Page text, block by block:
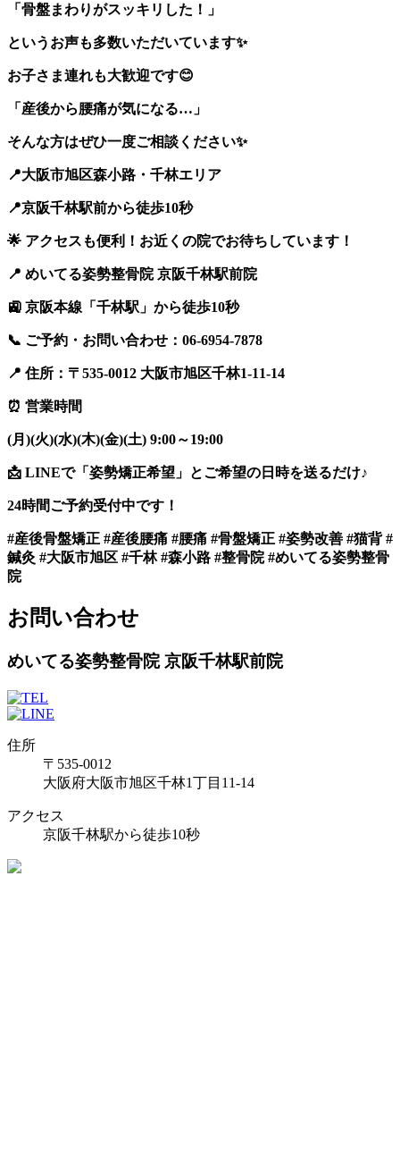
「骨盤まわりがスッキリした！」
というお声も多数いただいています✨
お子さま連れも大歓迎です😊
「産後から腰痛が気になる…」
そんな方はぜひ一度ご相談ください✨
📍大阪市旭区森小路・千林エリア
📍京阪千林駅前から徒歩10秒
🌟 アクセスも便利！お近くの院でお待ちしています！
📍 めいてる姿勢整骨院 京阪千林駅前院
🚉 京阪本線「千林駅」から徒歩10秒
📞 ご予約・お問い合わせ：06-6954-7878
📍 住所：〒535-0012 大阪市旭区千林1-11-14
⏰ 営業時間
(月)(火)(水)(木)(金)(土) 9:00～19:00
📩 LINEで「姿勢矯正希望」とご希望の日時を送るだけ♪
24時間ご予約受付中です！
#産後骨盤矯正 #産後腰痛 #腰痛 #骨盤矯正 #姿勢改善 #猫背 #
鍼灸 #大阪市旭区 #千林 #森小路 #整骨院 #めいてる姿勢整骨
院
お問い合わせ
めいてる姿勢整骨院 京阪千林駅前院
住所
〒535-0012
大阪府大阪市旭区千林1丁目11-14
アクセス
京阪千林駅から徒歩10秒